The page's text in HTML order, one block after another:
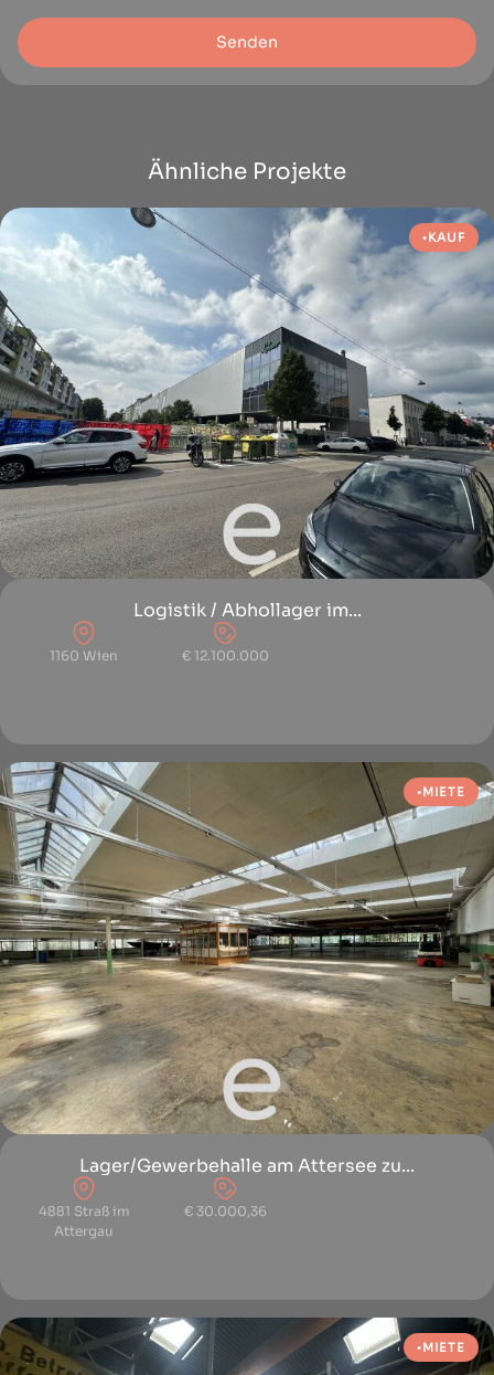
Senden
Ähnliche Projekte
KAUF
Logistik / Abhollager im...
1160 Wien € 12.100.000
MIETE
Lager/Gewerbehalle am Attersee zu...
4881 Straß im
Attergau
€ 30.000,36
MIETE